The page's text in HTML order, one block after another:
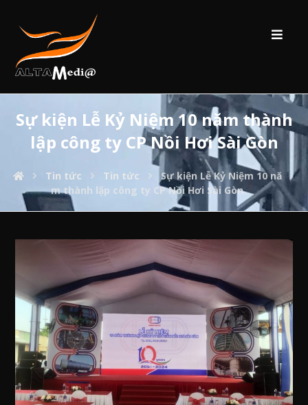
Sự kiện Lễ Kỷ Niệm 10 năm thành
lập công ty CP Nồi Hơi Sài Gòn
Tin tức Tin tức
Sự kiện Lễ Kỷ Niệm 10 nă
m thành lập công ty CP Nồi Hơi Sài Gòn